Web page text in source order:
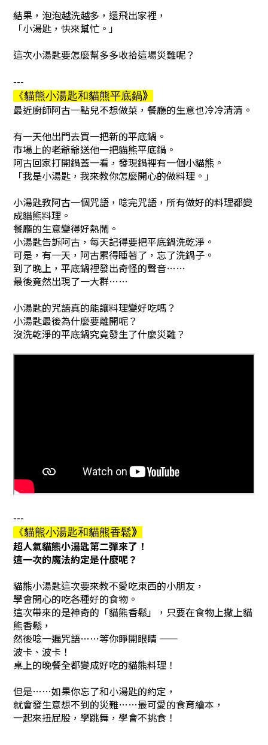
結果，泡泡越洗越多，還飛出家裡，
「小湯匙，快來幫忙。」
這次小湯匙要怎麼幫多多收拾這場災難呢？
---
《貓熊小湯匙和貓熊平底鍋》
最近廚師阿古一點兒不想做菜，餐廳的生意也冷冷清清。
有一天他出門去買一把新的平底鍋。
市場上的老爺爺送他一把貓熊平底鍋。
阿古回家打開鍋蓋一看，發現鍋裡有一個小貓熊。
「我是小湯匙，我來教你怎麼開心的做料理。」
小湯匙教阿古一個咒語，唸完咒語，所有做好的料理都變
成貓熊料理。
餐廳的生意變得好熱鬧。
小湯匙告訴阿古，每天記得要把平底鍋洗乾淨。
可是，有一天，阿古累得睡著了，忘了洗鍋子。
到了晚上，平底鍋裡發出奇怪的聲音……
最後竟然出現了一大群……
小湯匙的咒語真的能讓料理變好吃嗎？
小湯匙最後為什麼要離開呢？
沒洗乾淨的平底鍋究竟發生了什麼災難？
---
《貓熊小湯匙和貓熊香鬆》
超人氣貓熊小湯匙第二彈來了！
這一次的魔法約定是什麼呢？
貓熊小湯匙這次要來教不愛吃東西的小朋友，
學會開心的吃各種好的食物。
這次帶來的是神奇的「貓熊香鬆」，只要在食物上撒上貓
熊香鬆，
然後唸一遍咒語……等你睜開眼睛 ——
波卡、波卡！
桌上的晚餐全都變成好吃的貓熊料理！
但是……如果你忘了和小湯匙的約定，
就會發生意想不到的災難……最可愛的食育繪本，
一起來扭屁股，學跳舞，學會不挑食！